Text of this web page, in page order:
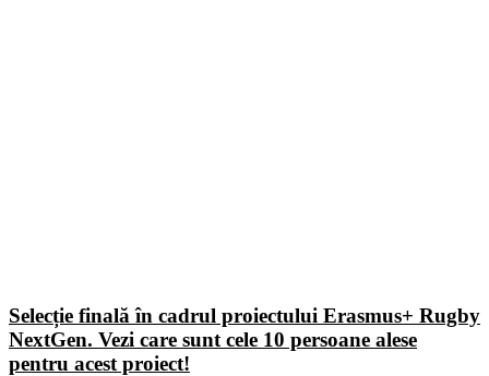
Selecție finală în cadrul proiectului Erasmus+ Rugby
NextGen. Vezi care sunt cele 10 persoane alese
pentru acest proiect!